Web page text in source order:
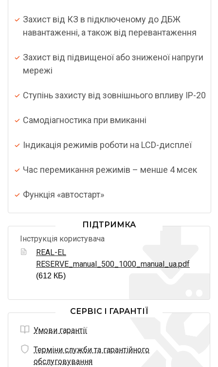
Захист від КЗ в підключеному до ДБЖ
навантаженні, а також від перевантаження
Захист від підвищеної або зниженої напруги
мережі
Ступінь захисту від зовнішнього впливу IP-20
Самодіагностика при вмиканні
Індикація режимів роботи на LCD-дисплеї
Час перемикання режимів – менше 4 мсек
Функція «автостарт»
ПІДТРИМКА
Інструкція користувача
REAL-EL
RESERVE_manual_500_1000_manual_ua.pdf
(612 КБ)
СЕРВІС І ГАРАНТІЇ
Умови гарантії
Терміни служби та гарантійного
обслуговування